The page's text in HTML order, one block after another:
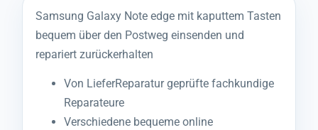
Samsung Galaxy Note edge mit kaputtem Tasten
bequem über den Postweg einsenden und
repariert zurückerhalten
Von LieferReparatur geprüfte fachkundige
Reparateure
Verschiedene bequeme online